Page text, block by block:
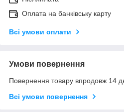
Оплата на банківську карту
Всі умови оплати
Умови повернення
Повернення товару впродовж 14
Всі умови повернення